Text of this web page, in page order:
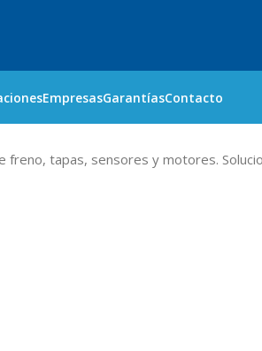
EmpresasGarantíasContacto
tapas, sensores y motores.